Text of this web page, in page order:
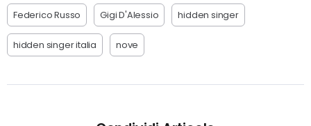
Federico Russo Gigi D'Alessio hidden singer
hidden singer italia nove